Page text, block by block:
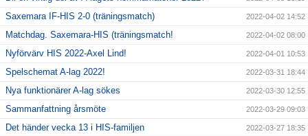
Saxemara IF-HIS 2-0 (träningsmatch) 2022-04-02 14:52
Matchdag. Saxemara-HIS (träningsmatch! 2022-04-02 08:00
Nyförvärv HIS 2022-Axel Lind! 2022-04-01 10:53
Spelschemat A-lag 2022! 2022-03-31 18:44
Nya funktionärer A-lag sökes 2022-03-30 12:55
Sammanfattning årsmöte 2022-03-29 09:03
Det händer vecka 13 i HIS-familjen 2022-03-27 18:35